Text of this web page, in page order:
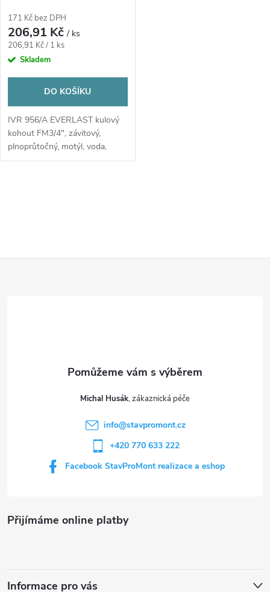
poniklovaný
171 Kč bez DPH
206,91 Kč/ ks
Měrná
cena:
206,91 Kč / 1 ks
Skladem
DO KOŠÍKU
IVR 956/A EVERLAST kulový
kohout FM3/4", závitový,
plnoprůtočný, motýl, voda,
poniklovaný
v
i
Přijímáme online platby
Informace pro vás
Michal Husák
info@stavpromont.cz
+420 770 633 222
Facebook StavProMont realizace a eshop